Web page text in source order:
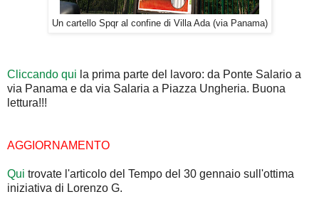
Un cartello Spqr al confine di Villa Ada (via Panama)
Cliccando qui la prima parte del lavoro: da Ponte Salario a
via Panama e da via Salaria a Piazza Ungheria. Buona
lettura!!!
AGGIORNAMENTO
Qui trovate l'articolo del Tempo del 30 gennaio sull'ottima
iniziativa di Lorenzo G.